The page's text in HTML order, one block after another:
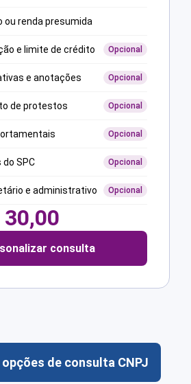
ou renda presumida
e limite de crédito Opcional
e anotações Opcional
de protestos Opcional
Opcional
SPC Opcional
e administrativo Opcional
30,00
consulta
de consulta CNPJ